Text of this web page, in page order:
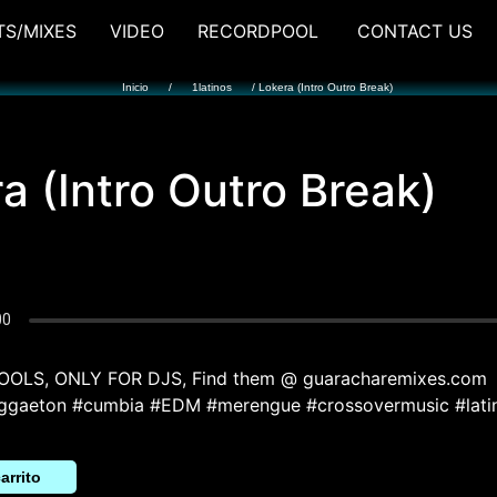
MIXES VIDEO RECORDPOOL CONTACT US
Inicio / 1latinos / Lokera (Intro Outro Break)
(Intro Outro Break)
ONLY FOR DJS, Find them @ guaracharemixes.com
#cumbia #EDM #merengue #crossovermusic